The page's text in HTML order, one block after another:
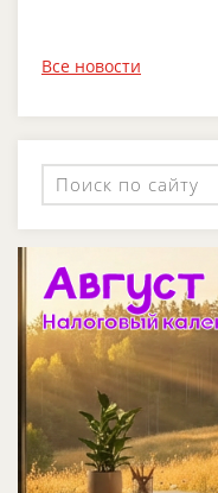
Все новости